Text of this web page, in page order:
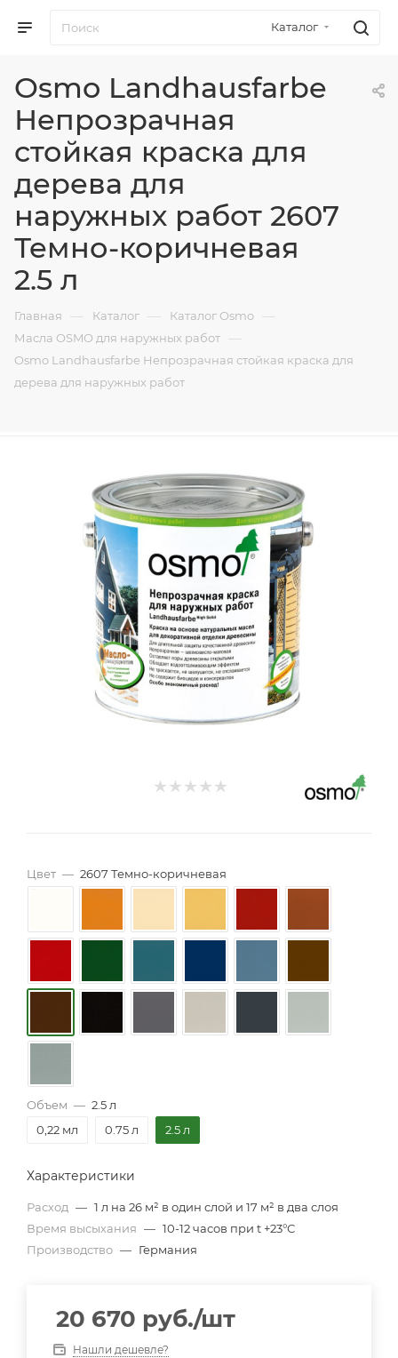
Каталог
Osmo Landhausfarbe
Непрозрачная
стойкая краска для
дерева для
наружных работ 2607
Темно-коричневая
2.5 л
Главная — Каталог — Каталог Osmo —
Масла OSMO для наружных работ —
Osmo Landhausfarbe Непрозрачная стойкая краска для
дерева для наружных работ
Цвет — 2607 Темно-коричневая
Объем — 2.5 л
0,22 мл
0.75 л 2.5 л
Характеристики
Расход — 1 л на 26 м² в один слой и 17 м² в два слоя
Время высыхания — 10-12 часов при t +23°С
Производство — Германия
20 670 руб./шт
Нашли дешевле?